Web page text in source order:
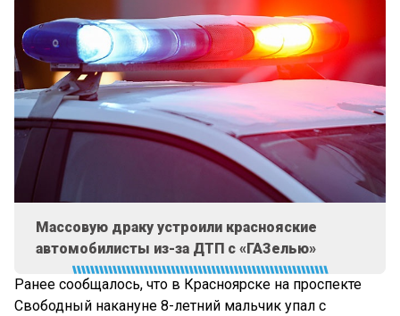
Массовую драку устроили краснояские
автомобилисты из-за ДТП с «ГАЗелью»
Ранее сообщалось, что в Красноярске на проспекте
Свободный накануне 8-летний мальчик упал с